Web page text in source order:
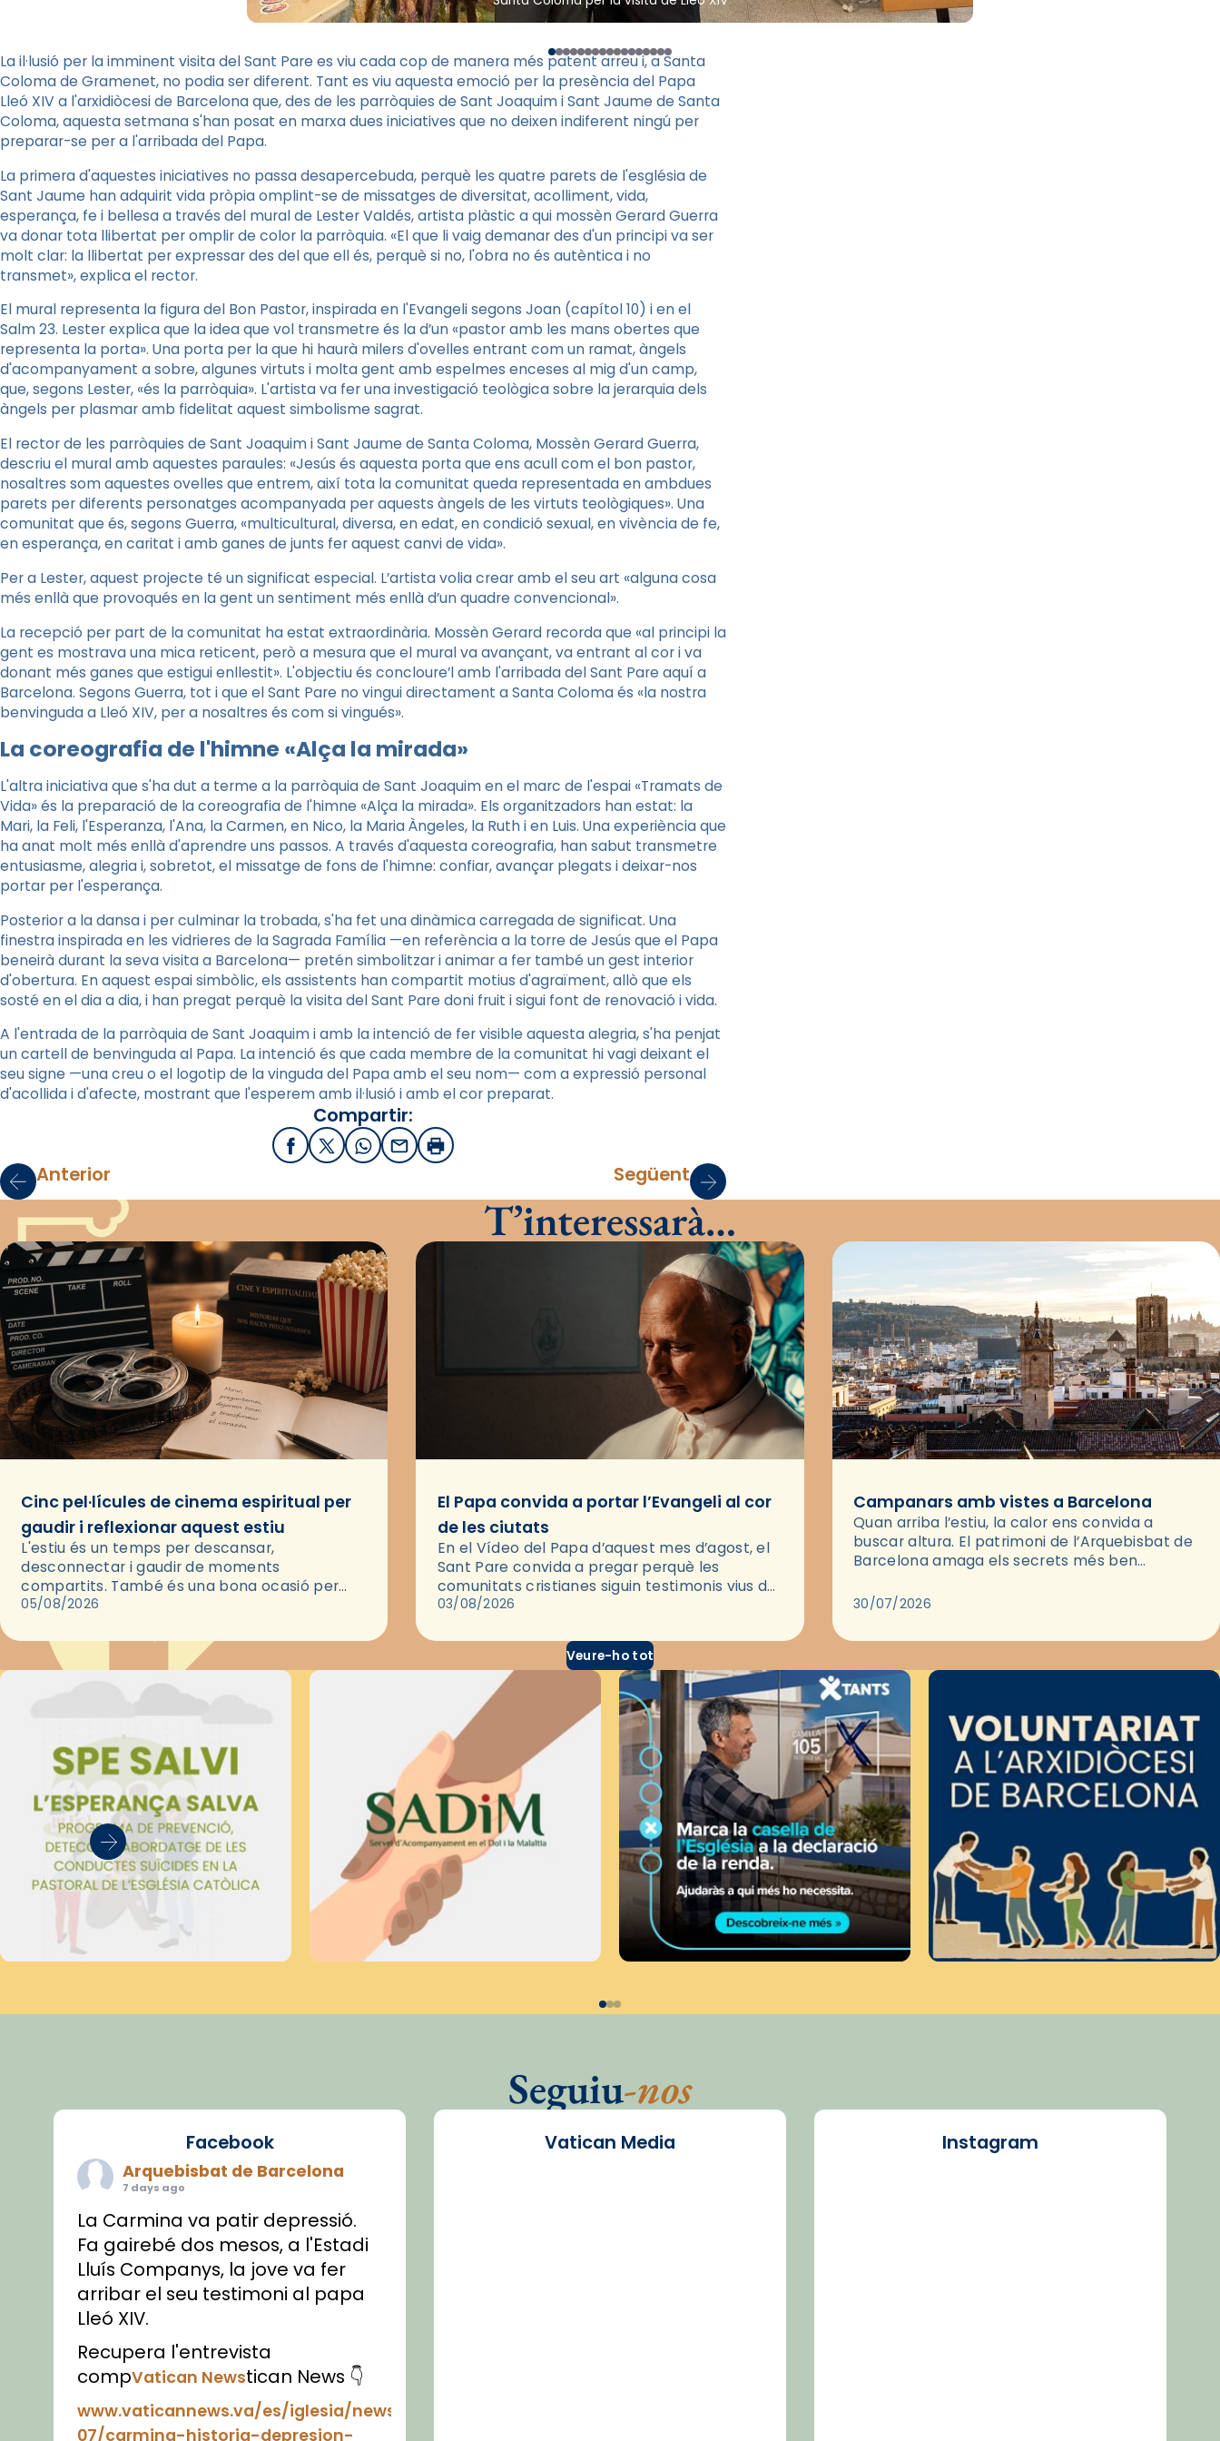
La il·lusió per la imminent visita del Sant Pare es viu cada cop de manera més patent arreu i, a Santa
Coloma de Gramenet, no podia ser diferent. Tant es viu aquesta emoció per la presència del Papa
Lleó XIV a l'arxidiòcesi de Barcelona que, des de les parròquies de Sant Joaquim i Sant Jaume de Santa
Coloma, aquesta setmana s'han posat en marxa dues iniciatives que no deixen indiferent ningú per
preparar-se per a l'arribada del Papa.
La primera d'aquestes iniciatives no passa desapercebuda, perquè les quatre parets de l'església de
Sant Jaume han adquirit vida pròpia omplint-se de missatges de diversitat, acolliment, vida,
esperança, fe i bellesa a través del mural de Lester Valdés, artista plàstic a qui mossèn Gerard Guerra
va donar tota llibertat per omplir de color la parròquia. «El que li vaig demanar des d'un principi va ser
molt clar: la llibertat per expressar des del que ell és, perquè si no, l'obra no és autèntica i no
transmet», explica el rector.
El mural representa la figura del Bon Pastor, inspirada en l'Evangeli segons Joan (capítol 10) i en el
Salm 23. Lester explica que la idea que vol transmetre és la d’un «pastor amb les mans obertes que
representa la porta». Una porta per la que hi haurà milers d'ovelles entrant com un ramat, àngels
d'acompanyament a sobre, algunes virtuts i molta gent amb espelmes enceses al mig d'un camp,
que, segons Lester, «és la parròquia». L'artista va fer una investigació teològica sobre la jerarquia dels
àngels per plasmar amb fidelitat aquest simbolisme sagrat.
El rector de les parròquies de Sant Joaquim i Sant Jaume de Santa Coloma, Mossèn Gerard Guerra,
descriu el mural amb aquestes paraules: «Jesús és aquesta porta que ens acull com el bon pastor,
nosaltres som aquestes ovelles que entrem, així tota la comunitat queda representada en ambdues
parets per diferents personatges acompanyada per aquests àngels de les virtuts teològiques». Una
comunitat que és, segons Guerra, «multicultural, diversa, en edat, en condició sexual, en vivència de fe,
en esperança, en caritat i amb ganes de junts fer aquest canvi de vida».
Per a Lester, aquest projecte té un significat especial. L’artista volia crear amb el seu art «alguna cosa
més enllà que provoqués en la gent un sentiment més enllà d’un quadre convencional».
La recepció per part de la comunitat ha estat extraordinària. Mossèn Gerard recorda que «al principi la
gent es mostrava una mica reticent, però a mesura que el mural va avançant, va entrant al cor i va
donant més ganes que estigui enllestit». L'objectiu és concloure’l amb l'arribada del Sant Pare aquí a
Barcelona. Segons Guerra, tot i que el Sant Pare no vingui directament a Santa Coloma és «la nostra
benvinguda a Lleó XIV, per a nosaltres és com si vingués».
La coreografia de l'himne «Alça la mirada»
L'altra iniciativa que s'ha dut a terme a la parròquia de Sant Joaquim en el marc de l'espai «Tramats de
Vida» és la preparació de la coreografia de l'himne «Alça la mirada». Els organitzadors han estat: la
Mari, la Feli, l'Esperanza, l'Ana, la Carmen, en Nico, la Maria Àngeles, la Ruth i en Luis. Una experiència que
ha anat molt més enllà d'aprendre uns passos. A través d'aquesta coreografia, han sabut transmetre
entusiasme, alegria i, sobretot, el missatge de fons de l'himne: confiar, avançar plegats i deixar-nos
portar per l'esperança.
Posterior a la dansa i per culminar la trobada, s'ha fet una dinàmica carregada de significat. Una
finestra inspirada en les vidrieres de la Sagrada Família —en referència a la torre de Jesús que el Papa
beneirà durant la seva visita a Barcelona— pretén simbolitzar i animar a fer també un gest interior
d'obertura. En aquest espai simbòlic, els assistents han compartit motius d'agraïment, allò que els
sosté en el dia a dia, i han pregat perquè la visita del Sant Pare doni fruit i sigui font de renovació i vida.
A l'entrada de la parròquia de Sant Joaquim i amb la intenció de fer visible aquesta alegria, s'ha penjat
un cartell de benvinguda al Papa. La intenció és que cada membre de la comunitat hi vagi deixant el
seu signe —una creu o el logotip de la vinguda del Papa amb el seu nom— com a expressió personal
d'acollida i d'afecte, mostrant que l'esperem amb il·lusió i amb el cor preparat.
Compartir:
FacebookX / Twitter
WhatsApp
EmailImprimir
Anterior Següent
T’interessarà…
Cinc pel·lícules de cinema espiritual per
gaudir i reflexionar aquest estiu
L'estiu és un temps per descansar,
desconnectar i gaudir de moments
compartits. També és una bona ocasió per
deixar-se portar per una bona història i, a
05/08/2026
El Papa convida a portar l’Evangeli al cor
de les ciutats
En el Vídeo del Papa d’aquest mes d’agost, el
Sant Pare convida a pregar perquè les
comunitats cristianes siguin testimonis vius de
l’Evangeli enmig de les ciutats. A través d’una
03/08/2026
Campanars amb vistes a Barcelona
Quan arriba l’estiu, la calor ens convida a
buscar altura. El patrimoni de l’Arquebisbat de
Barcelona amaga els secrets més ben
campanars i les cobertes…
30/07/2026
Veure-ho tot
Seguiu-nos
Facebook
Arquebisbat de Barcelona
7 days ago
La Carmina va patir depressió.
Fa gairebé dos mesos, a l'Estadi
Lluís Companys, la jove va fer
arribar el seu testimoni al papa
Lleó XIV.
Recupera l'entrevista
compVatican Newstican News 👇
www.vaticannews.va/es/iglesia/news/2026-
07/carmina-historia-depresion-
Vatican Media Instagram